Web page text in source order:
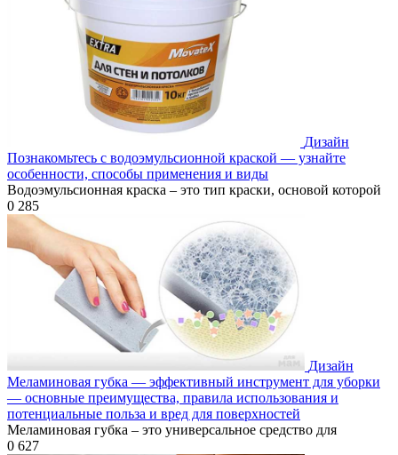
Дизайн
Познакомьтесь с водоэмульсионной краской — узнайте
особенности, способы применения и виды
Водоэмульсионная краска – это тип краски, основой которой
0 285
Дизайн
Меламиновая губка — эффективный инструмент для уборки
— основные преимущества, правила использования и
потенциальные польза и вред для поверхностей
Меламиновая губка – это универсальное средство для
0 627